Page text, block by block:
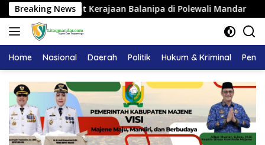
Langsung
ke
konten
Breaking News
Adat Kerajaan Balanipa di Polewali Mandar
Home Nasional Daerah Politik Hukum & Kriminal